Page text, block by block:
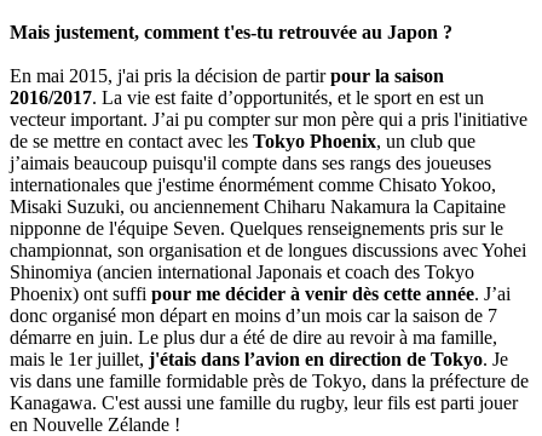
Mais justement, comment t'es-tu retrouvée au Japon ?
En mai 2015, j'ai pris la décision de partirpour la saison
2016/2017. La vie est faite d’opportunités, et le sport en est un
vecteur important. J’ai pu compter sur mon père qui a pris l'initiative
de se mettre en contact avec les Tokyo Phoenix, un club que
j’aimais beaucoup puisqu'il compte dans ses rangs des joueuses
internationales que j'estime énormément comme Chisato Yokoo,
Misaki Suzuki, ou anciennement Chiharu Nakamura la Capitaine
nipponne de l'équipe Seven. Quelques renseignements pris sur le
championnat, son organisation et de longues discussions avec Yohei
Shinomiya (ancien international Japonais et coach des Tokyo
Phoenix) ont suffi pour me décider à venir dès cette année. J’ai
donc organisé mon départ en moins d’un mois car la saison de 7
démarre en juin. Le plus dur a été de dire au revoir à ma famille,
mais le 1er juillet, j'étais dans l’avion en direction de Tokyo. Je
vis dans une famille formidable près de Tokyo, dans la préfecture de
Kanagawa. C'est aussi une famille du rugby, leur fils est parti jouer
en Nouvelle Zélande !